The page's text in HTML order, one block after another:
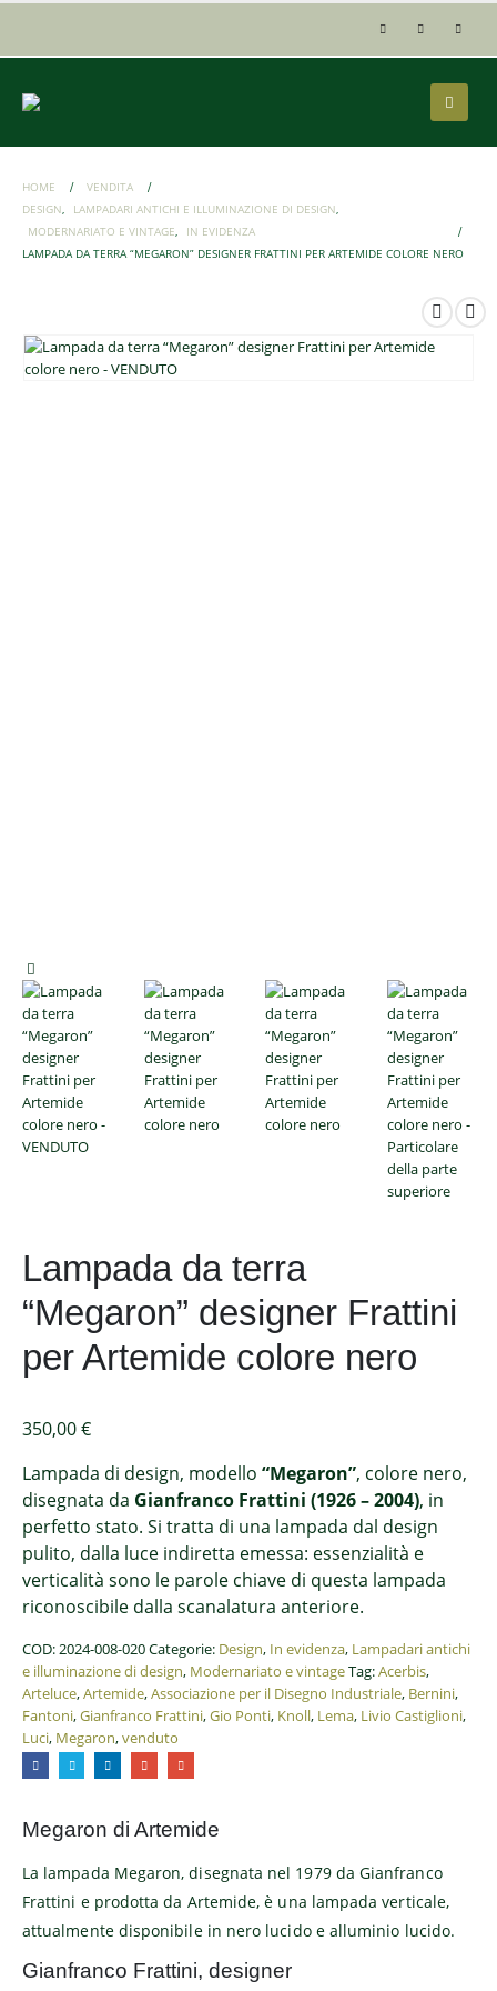
HOME
VENDITA
DESIGN, LAMPADARI ANTICHI E ILLUMINAZIONE DI DESIGN,
MODERNARIATO E VINTAGE,
IN EVIDENZA
LAMPADA DA TERRA “MEGARON” DESIGNER FRATTINI PER ARTEMIDE COLORE NERO
Lampada da terra
“Megaron” designer Frattini
per Artemide colore nero
350,00€
Lampada di design, modello “Megaron”, colore nero,
disegnata da Gianfranco Frattini (1926 – 2004), in
perfetto stato. Si tratta di una lampada dal design
pulito, dalla luce indiretta emessa: essenzialità e
verticalità sono le parole chiave di questa lampada
riconoscibile dalla scanalatura anteriore.
COD:2024-008-020Categorie: Design, In evidenza, Lampadari antichi
e illuminazione di design, Modernariato e vintageTag:Acerbis,
Arteluce,Artemide,Associazione per il Disegno Industriale, Bernini,
Fantoni,Gianfranco Frattini,Gio Ponti, Knoll, Lema, Livio Castiglioni,
Luci, Megaron,venduto
Megaron di Artemide
La lampada Megaron, disegnata nel 1979 da Gianfranco
Frattini e prodotta da Artemide, è una lampada verticale,
attualmente disponibile in nero lucido e alluminio lucido.
Gianfranco Frattini, designer